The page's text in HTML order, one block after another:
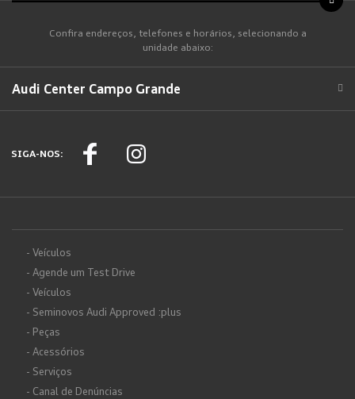
Confira endereços, telefones e horários, selecionando a
unidade abaixo:
Audi Center Campo Grande
SIGA-NOS:
- Veículos
- Agende um Test Drive
- Veículos
- Seminovos Audi Approved :plus
- Peças
- Acessórios
- Serviços
- Canal de Denúncias